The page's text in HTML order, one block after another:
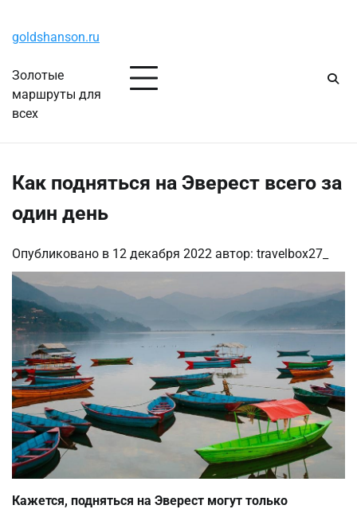
содержимому
goldshanson.ru
Золотые
маршруты для
всех
Как подняться на Эверест всего за
один день
Опубликовано в 12 декабря 2022 автор: travelbox27_
Кажется, подняться на Эверест могут только